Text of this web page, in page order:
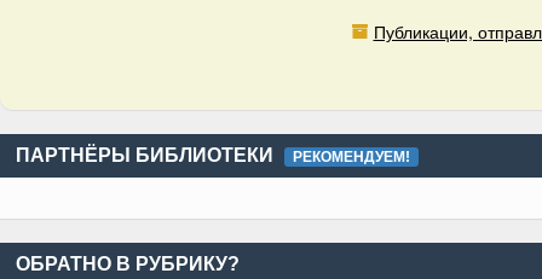
Публикации,
ПАРТНЁРЫ БИБЛИОТЕКИ РЕКОМЕНДУЕМ!
ОБРАТНО В РУБРИКУ?